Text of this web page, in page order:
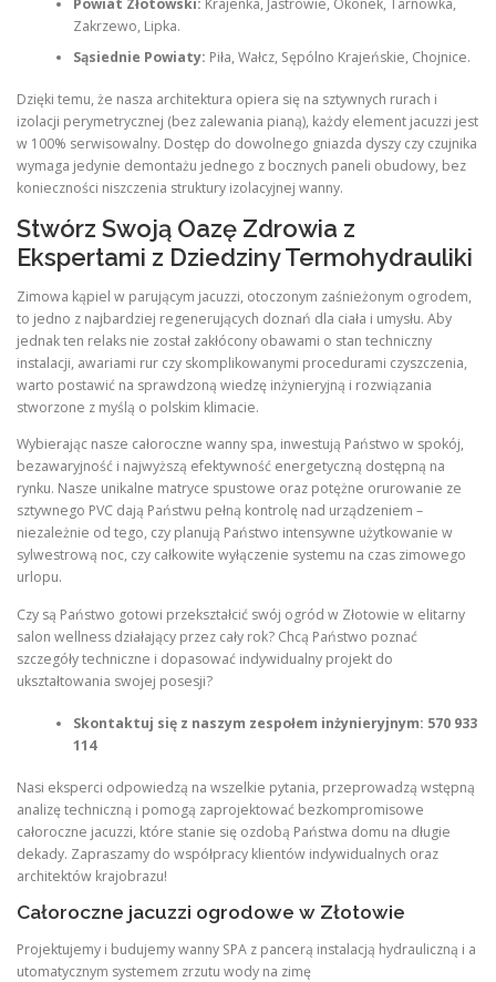
Zakrzewo, Lipka.
Sąsiednie Powiaty: Piła, Wałcz, Sępólno Krajeńskie, Chojnice.
Dzięki temu, że nasza architektura opiera się na sztywnych rurach i
izolacji perymetrycznej (bez zalewania pianą), każdy element jacuzzi jest
w 100% serwisowalny. Dostęp do dowolnego gniazda dyszy czy czujnika
wymaga jedynie demontażu jednego z bocznych paneli obudowy, bez
konieczności niszczenia struktury izolacyjnej wanny.
Stwórz Swoją Oazę Zdrowia z
Ekspertami z Dziedziny Termohydrauliki
Zimowa kąpiel w parującym jacuzzi, otoczonym zaśnieżonym ogrodem,
to jedno z najbardziej regenerujących doznań dla ciała i umysłu. Aby
jednak ten relaks nie został zakłócony obawami o stan techniczny
instalacji, awariami rur czy skomplikowanymi procedurami czyszczenia,
warto postawić na sprawdzoną wiedzę inżynieryjną i rozwiązania
stworzone z myślą o polskim klimacie.
Wybierając nasze całoroczne wanny spa, inwestują Państwo w spokój,
bezawaryjność i najwyższą efektywność energetyczną dostępną na
rynku. Nasze unikalne matryce spustowe oraz potężne orurowanie ze
sztywnego PVC dają Państwu pełną kontrolę nad urządzeniem –
niezależnie od tego, czy planują Państwo intensywne użytkowanie w
sylwestrową noc, czy całkowite wyłączenie systemu na czas zimowego
urlopu.
Czy są Państwo gotowi przekształcić swój ogród w Złotowie w elitarny
salon wellness działający przez cały rok? Chcą Państwo poznać
szczegóły techniczne i dopasować indywidualny projekt do
ukształtowania swojej posesji?
Skontaktuj się z naszym zespołem inżynieryjnym: 570 933
114
Nasi eksperci odpowiedzą na wszelkie pytania, przeprowadzą wstępną
analizę techniczną i pomogą zaprojektować bezkompromisowe
całoroczne jacuzzi, które stanie się ozdobą Państwa domu na długie
dekady. Zapraszamy do współpracy klientów indywidualnych oraz
architektów krajobrazu!
Całoroczne jacuzzi ogrodowe w Złotowie
Projektujemy i budujemy wanny SPA z pancerą instalacją hydrauliczną i a
utomatycznym systemem zrzutu wody na zimę